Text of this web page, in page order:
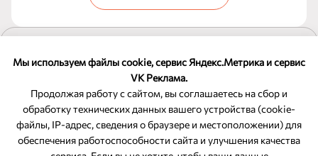
Мы используем файлы cookie, сервис Яндекс.Метрика и сервис
VK Реклама.
Продолжая работу с сайтом, вы соглашаетесь на сбор и
обработку технических данных вашего устройства (cookie-
файлы, IP-адрес, сведения о браузере и местоположении) для
обеспечения работоспособности сайта и улучшения качества
ОБРАТНАЯ СВЯЗЬ